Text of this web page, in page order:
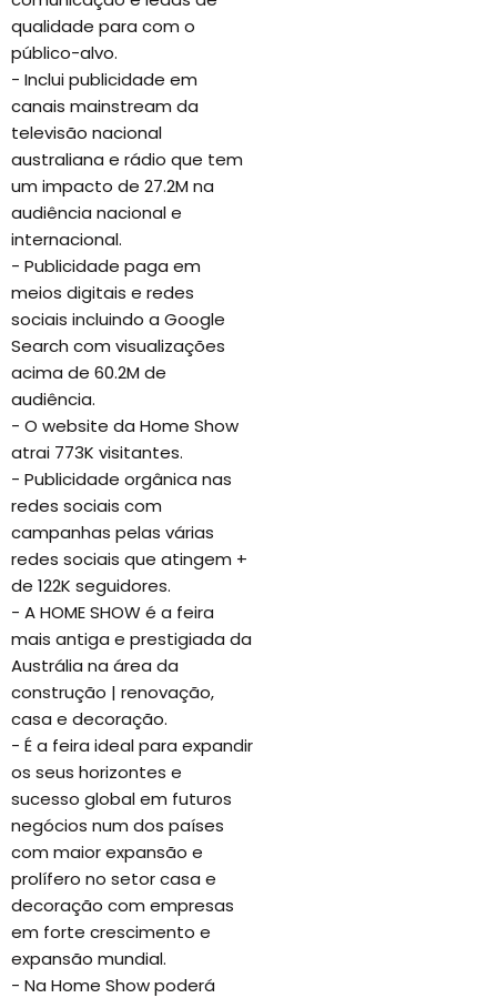
qualidade para com o
público-alvo.
- Inclui publicidade em
canais mainstream da
televisão nacional
australiana e rádio que tem
um impacto de 27.2M na
audiência nacional e
internacional.
- Publicidade paga em
meios digitais e redes
sociais incluindo a Google
Search com visualizações
acima de 60.2M de
audiência.
- O website da Home Show
atrai 773K visitantes.
- Publicidade orgânica nas
redes sociais com
campanhas pelas várias
redes sociais que atingem +
de 122K seguidores.
- A HOME SHOW é a feira
mais antiga e prestigiada da
Austrália na área da
construção | renovação,
casa e decoração.
- É a feira ideal para expandir
os seus horizontes e
sucesso global em futuros
negócios num dos países
com maior expansão e
prolífero no setor casa e
decoração com empresas
em forte crescimento e
expansão mundial.
- Na Home Show poderá